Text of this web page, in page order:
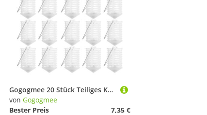
Gogogmee 20 Stück Teiliges Köderkorb Robustem Kunststoff Langlebiger Karpfenköderhalter für Meeres Süßwasserangeln Einfach zu Bedienen Zuverlässiges Fischfang zubehör für Reusen und
von Gogogmee
Bester Preis
7,35 €